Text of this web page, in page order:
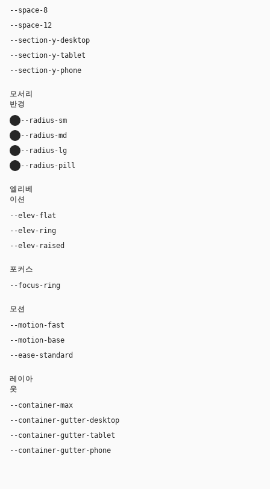
--space-8
--space-12
--section-y-desktop
--section-y-tablet
--section-y-phone
모서리
반경
--radius-sm
--radius-md
--radius-lg
--radius-pill
엘리베
이션
--elev-flat
--elev-ring
--elev-raised
포커스
--focus-ring
모션
--motion-fast
--motion-base
--ease-standard
레이아
웃
--container-max
--container-gutter-desktop
--container-gutter-tablet
--container-gutter-phone